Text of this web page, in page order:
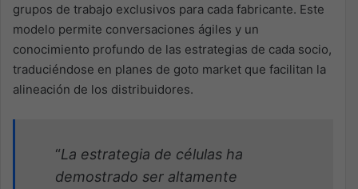
grupos de trabajo exclusivos para cada fabricante. Este
modelo permite conversaciones ágiles y un
conocimiento profundo de las estrategias de cada socio,
traduciéndose en planes de goto market que facilitan la
alineación de los distribuidores.
“La estrategia de células ha
demostrado ser altamente